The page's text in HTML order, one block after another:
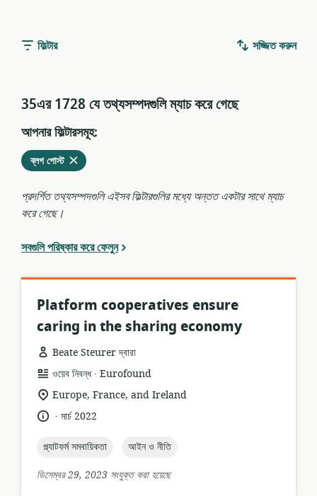
ফিল্টার সজ্জিত করুন
35এর 1728 যে তথ্যসম্পদগুলি ম্যাচ করে গেছে
আপনার ফিল্টারসমূহ:
মুছে
ফেলুন
ব্লগ পোস্টএখনকার
ফিল্টারগুলির
থেকে
প্রদর্শিত তথ্যসম্পদগুলি এইসব ফিল্টারগুলির মধ্যে অন্তত একটার সাথে ম্যাচ
করে গেছে।
সবগুলি পরিষ্কার করে ফেলুন
Platform cooperatives ensure
caring in the sharing economy
Beate Steurer দ্বারা
তথ্যসম্পদের
ফর্ম্যাট:
ওয়েব নিবন্ধ .
প্রকাশক:Eurofound
প্রাসঙ্গিকতার
অবস্থান:
Europe, France, and Ireland
ভাষা: .
প্রকাশনারমার্চ 2022
topic:
প্ল্যাটফর্ম সমবায়িকতা topic:
আইন ও নীতি
ডিসেম্বর 29, 2023 সংযুক্ত করা হয়েছে